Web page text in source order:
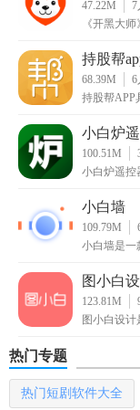
6、产品架构完善
1.任务量爆棚，互
2.超高收徒奖励，
3.支持多种提现方
【小白赚钱功能】
【新手任务赚钱】
完成新手任务可以
帮助小白用户在小
小白赚钱APP满两
赚钱的乐趣。
47.22M 7
《开黑大
持股帮
68.39M 6
持股帮APP
小白炉
100.51M
小白炉遥控
小白墙
109.79M
小白墙是一
图小白
123.81M
图小白设计
热门专题
热门短剧软件大全